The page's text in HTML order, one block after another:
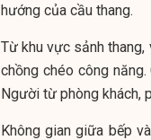
hướng của cầu thang.
Từ khu vực sảnh thang,
chồng chéo công
Người từ phòng khách,
Không gian giữa bếp